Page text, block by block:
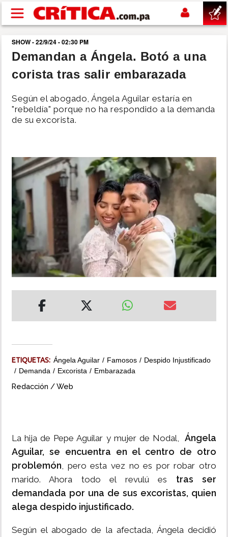
Pasar al contenido principal
buscar
SUCESOS
NACIONAL
SHOW
DEPORTES
MUNDO
INSÓLITAS
MULTIMEDIA
IMPRESO
SHOW - 22/9/24 - 02:30 PM
Demandan a Ángela. Botó a una
corista tras salir embarazada
Según el abogado, Ángela Aguilar estaría en
"rebeldía" porque no ha respondido a la demanda
de su excorista.
ETIQUETAS: Ángela Aguilar Famosos
Despido Injustificado
Demanda
Excorista Embarazada
Redacción / Web
La hija de Pepe Aguilar y mujer de Nodal, Ángela
Aguilar, se encuentra en el centro de otro
problemón, pero esta vez no es por robar otro
marido. Ahora todo el revulú es tras ser
demandada por una de sus excoristas, quien
alega despido injustificado.
Según el abogado de la afectada, Ángela decidió